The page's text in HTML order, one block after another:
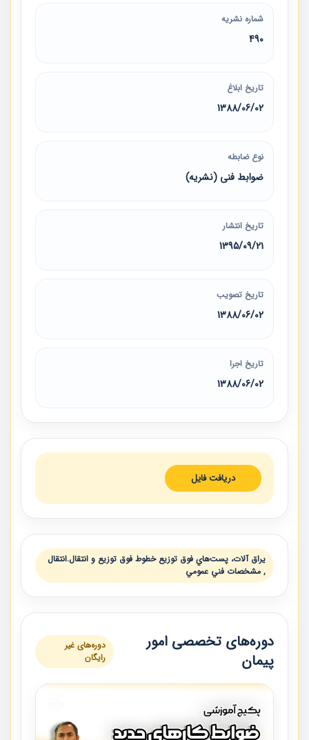
شماره نشریه
490
تاریخ ابلاغ
1388/06/02
نوع ضابطه
ضوابط فنی (نشریه)
تاریخ انتشار
1395/09/21
تاریخ تصویب
1388/06/02
تاریخ اجرا
1388/06/02
دریافت فایل
يراق آلات، پست‌هاي فوق توزيع خطوط فوق توزيع و انتقال.انتقال
, مشخصات فني عمومي
دوره‌های تخصصی امور
پیمان
دوره‌های غیر
رایگان